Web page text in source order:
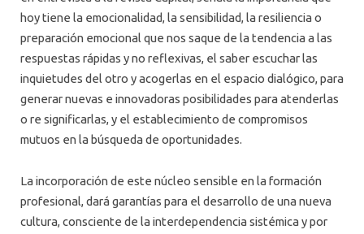
hoy tiene la emocionalidad, la sensibilidad, la resiliencia o
preparación emocional que nos saque de la tendencia a las
respuestas rápidas y no reflexivas, el saber escuchar las
inquietudes del otro y acogerlas en el espacio dialógico, para
generar nuevas e innovadoras posibilidades para atenderlas
o re significarlas, y el establecimiento de compromisos
mutuos en la búsqueda de oportunidades.
La incorporación de este núcleo sensible en la formación
profesional, dará garantías para el desarrollo de una nueva
cultura, consciente de la interdependencia sistémica y por